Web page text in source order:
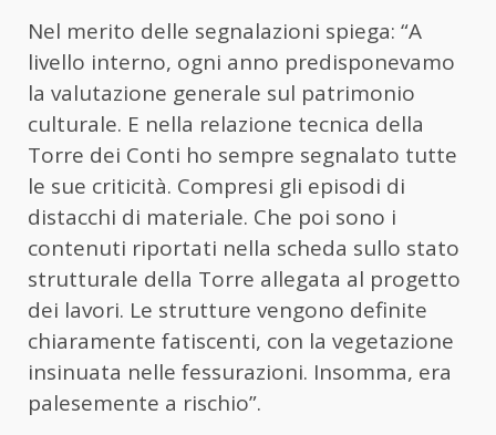
Nel merito delle segnalazioni spiega: “A
livello interno, ogni anno predisponevamo
la valutazione generale sul patrimonio
culturale. E nella relazione tecnica della
Torre dei Conti ho sempre segnalato tutte
le sue criticità. Compresi gli episodi di
distacchi di materiale. Che poi sono i
contenuti riportati nella scheda sullo stato
strutturale della Torre allegata al progetto
dei lavori. Le strutture vengono definite
chiaramente fatiscenti, con la vegetazione
insinuata nelle fessurazioni. Insomma, era
palesemente a rischio”.